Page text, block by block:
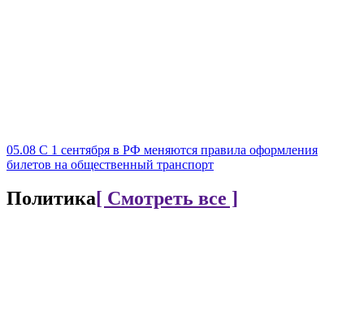
05.08 С 1 сентября в РФ меняются правила оформления
билетов на общественный транспорт
Политика[ Смотреть все ]